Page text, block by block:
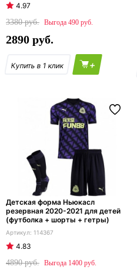
4.97
3380
490
2890
+
Детская форма Ньюкасл
резервная 2020-2021 для детей
(футболка + шорты + гетры)
114367
4.83
4890
1400